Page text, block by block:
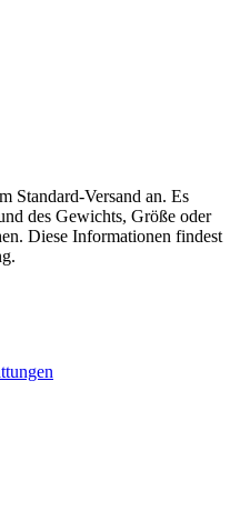
Standard-Versand an. Es
des Gewichts, Größe oder
Diese Informationen findest